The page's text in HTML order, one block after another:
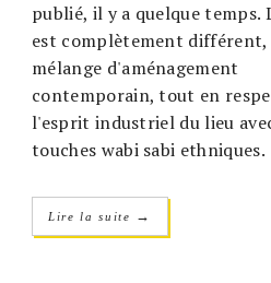
publié, il y a quelque temps.
est complètement différent,
mélange d'aménagement
contemporain, tout en
l'esprit industriel du lieu
touches wabi sabi ethniques.
Lire la suite →